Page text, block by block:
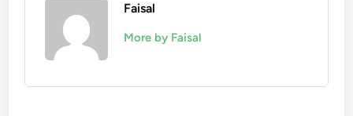
Faisal
More by Faisal